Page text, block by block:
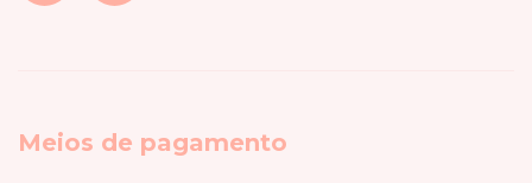
Meios de pagamento